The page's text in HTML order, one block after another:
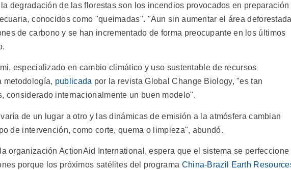
degradación de las florestas son los incendios provocados en preparación
conocidos como "queimadas". "Aun sin aumentar el área
de carbono y se han incrementado de forma preocupante en los últimos
especializado en cambio climático y uso sustentable de recursos
metodología, publicada por la revista Global Change Biology, "es tan
considerado internacionalmente un buen modelo".
de un lugar a otro y las dinámicas de emisión a la atmósfera cambian
de intervención, como corte, quema o limpieza", abundó.
organización ActionAid International, espera que el sistema se perfeccione
porque los próximos satélites del programa China-Brazil Earth